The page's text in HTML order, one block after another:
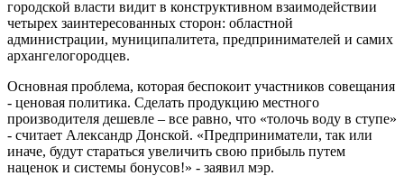
городской власти видит в конструктивном взаимодействии
четырех заинтересованных сторон: областной
администрации, муниципалитета, предпринимателей и самих
архангелогородцев.
Основная проблема, которая беспокоит участников совещания
- ценовая политика. Сделать продукцию местного
производителя дешевле – все равно, что «толочь воду в ступе»
- считает Александр Донской. «Предприниматели, так или
иначе, будут стараться увеличить свою прибыль путем
наценок и системы бонусов!» - заявил мэр.